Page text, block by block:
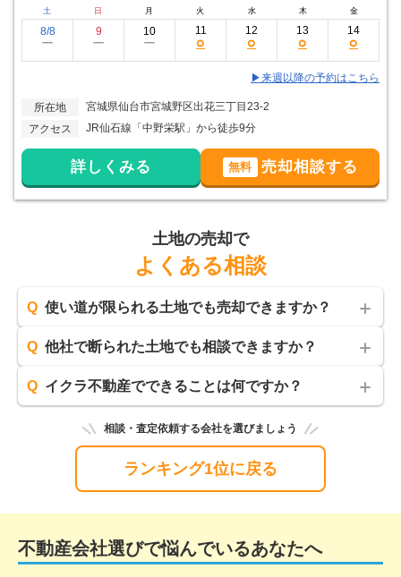
土 日 月 火 水 木 金
8/8
ー
9
ー
10
ー
11
○
12
○
13
○
14
○
▶来週以降の予約はこちら
所在地
宮城県仙台市宮城野区出花三丁目23-2
アクセス
JR仙石線「中野栄駅」から徒歩9分
詳しくみる 無料 売却相談する
土地の売却で
よくある相談
Q 使い道が限られる土地でも売却できますか？
Q 他社で断られた土地でも相談できますか？
Q イクラ不動産でできることは何ですか？
相談・査定依頼する会社を選びましょう
ランキング1位に戻る
不動産会社選びで悩んでいるあなたへ